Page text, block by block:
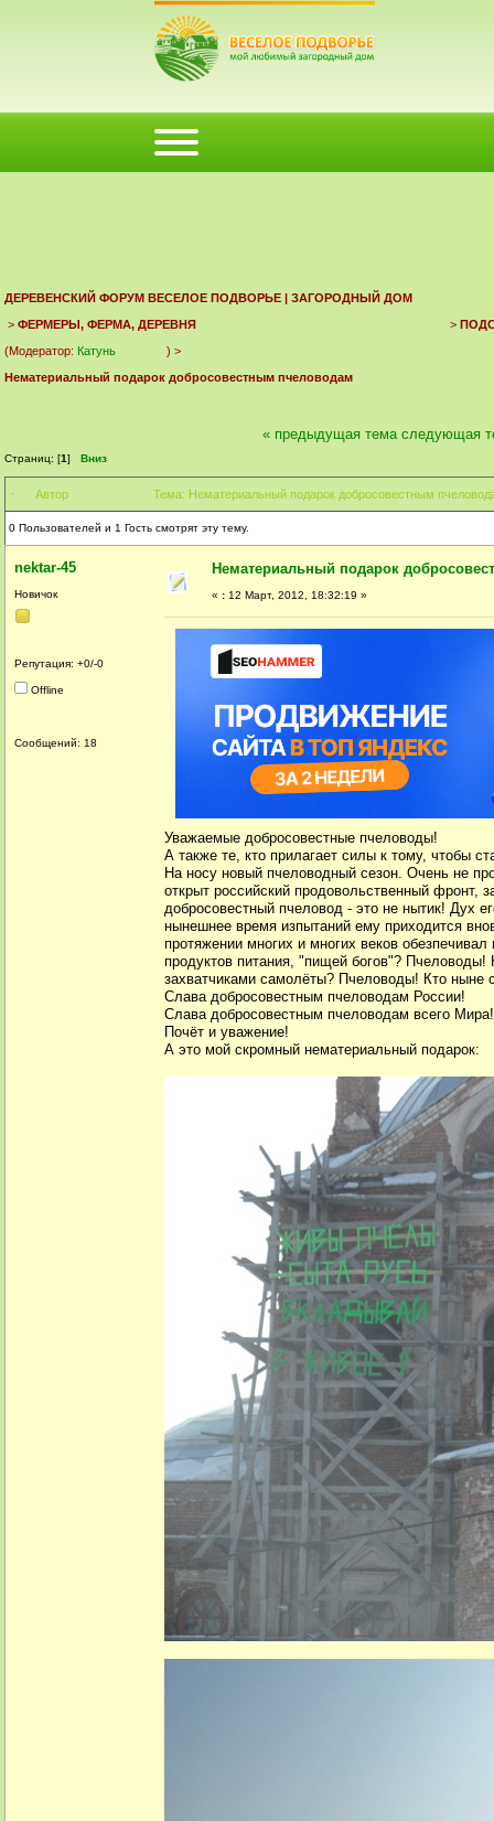
КАЛЕНДАРЬ ВОЙТИ РЕГИСТРАЦИЯ
ДЕРЕВЕНСКИЙ ФОРУМ ВЕСЕЛОЕ ПОДВОРЬЕ | ЗАГОРОДНЫЙ ДОМ
> ФЕРМЕРЫ, ФЕРМА, ДЕРЕВНЯ >
(Модератор: Катунь
) >
Нематериальный подарок добросовестным пчеловодам
Страниц: [1] Вниз
« предыдущая тема следующая
Автор Тема: Нематериальный подарок добросовестным
0 Пользователей и 1 Гость смотрят эту тему.
nektar-45
Новичок
Репутация: +0/-0
Offline
Сообщений: 18
Нематериальный подарок
« : 12 Март, 2012, 18:32:19 »
Уважаемые добросовестные пчеловоды!
А также те, кто прилагает силы к тому, чтобы
На носу новый пчеловодный сезон. Очень не
открыт российский продовольственный
добросовестный пчеловод - это не нытик! Дух
нынешнее время изпытаний ему приходится
протяжении многих и многих веков
продуктов питания, "пищей богов"?
захватчиками самолёты? Пчеловоды! Кто ныне
Слава добросовестным пчеловодам России!
Слава добросовестным пчеловодам всего Мира!
Почёт и уважение!
А это мой скромный нематериальный подарок: